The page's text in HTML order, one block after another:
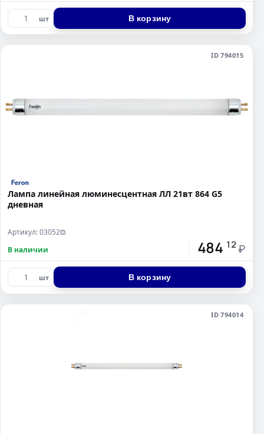
шт В корзину
ID 794015
Лампа линейная люминесцентная ЛЛ 21вт 864 G5
дневная
Артикул: 03052⧉
В наличии 484 12 ₽
шт В корзину
ID 794014